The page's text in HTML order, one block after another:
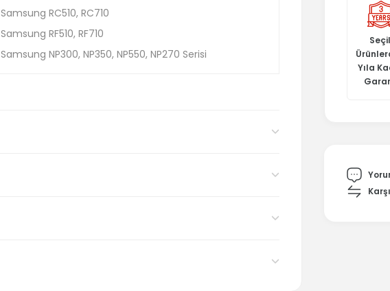
Samsung RC510, RC710
Samsung RF510, RF710
Samsung NP300, NP350, NP550, NP270 Serisi
Yıla